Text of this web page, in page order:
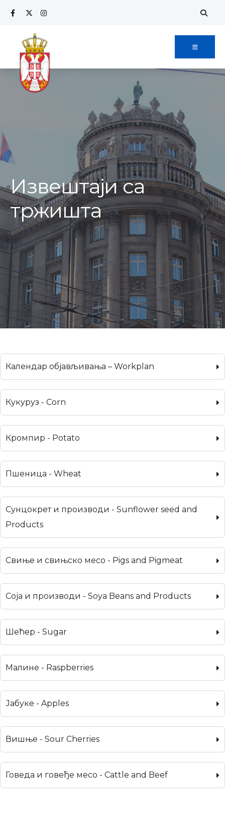
Извештаји са
тржишта
Календар објављивања – Workplan
Кукуруз - Corn
Кромпир - Potato
Пшеница - Wheat
Сунцокрет и производи - Sunflower seed and
Products
Свиње и свињско месо - Pigs and Pigmeat
Соја и производи - Soya Beans and Products
Шећер - Sugar
Малине - Raspberries
Јабуке - Apples
Вишње - Sour Cherries
Говеда и говеђе месо - Cattle and Beef